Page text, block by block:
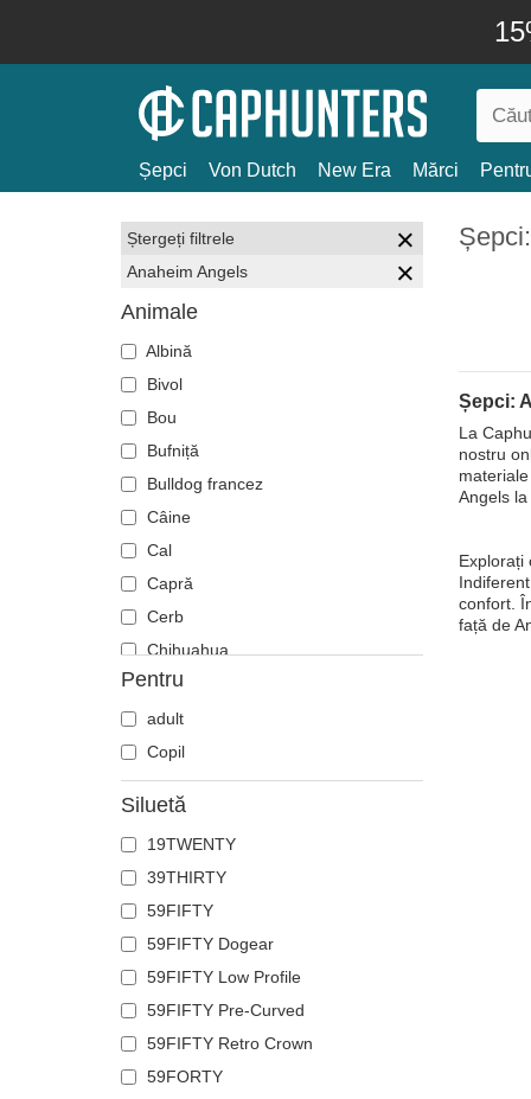
Șepci Von Dutch New Era Mărci
Ștergeți filtrele
Anaheim Angels
Animale
Albină
Bivol
Bou
Bufniță
Bulldog francez
Câine
Cal
Capră
Cerb
Chihuahua
Ciobănesc german
Cocoș
Coiot
Corb
Crab
Craniu
Crocodil
Delfin
Doberman
Dragon
Elan
Fenix
Flamingo
Pentru
adult
Copil
Siluetă
19TWENTY
39THIRTY
59FIFTY
59FIFTY Dogear
59FIFTY Low Profile
59FIFTY Pre-Curved
59FIFTY Retro Crown
59FORTY
Șepci:
La
nostru
Angels la
Explorați
confort.
față de